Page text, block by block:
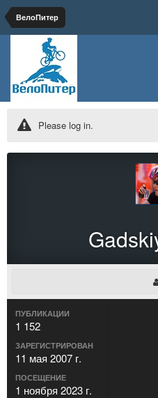
ВелоПитер
Please log in.
ПУБЛИКАЦИИ
1 152
ЗАРЕГИСТРИРОВАН
11 мая 2007 г.
ПОСЕЩЕНИЕ
1 ноября 2023 г.